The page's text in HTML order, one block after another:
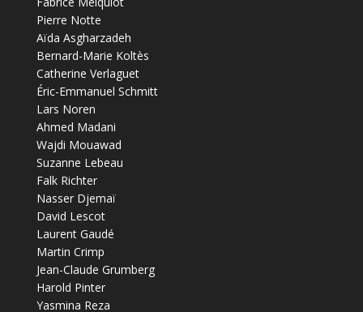
Pierre Notte
Aïda Asgharzadeh
Bernard-Marie Koltès
Catherine Verlaguet
Éric-Emmanuel Schmitt
Lars Noren
Ahmed Madani
Wajdi Mouawad
Suzanne Lebeau
Falk Richter
Nasser Djemaï
David Lescot
Laurent Gaudé
Martin Crimp
Jean-Claude Grumberg
Harold Pinter
Yasmina Reza